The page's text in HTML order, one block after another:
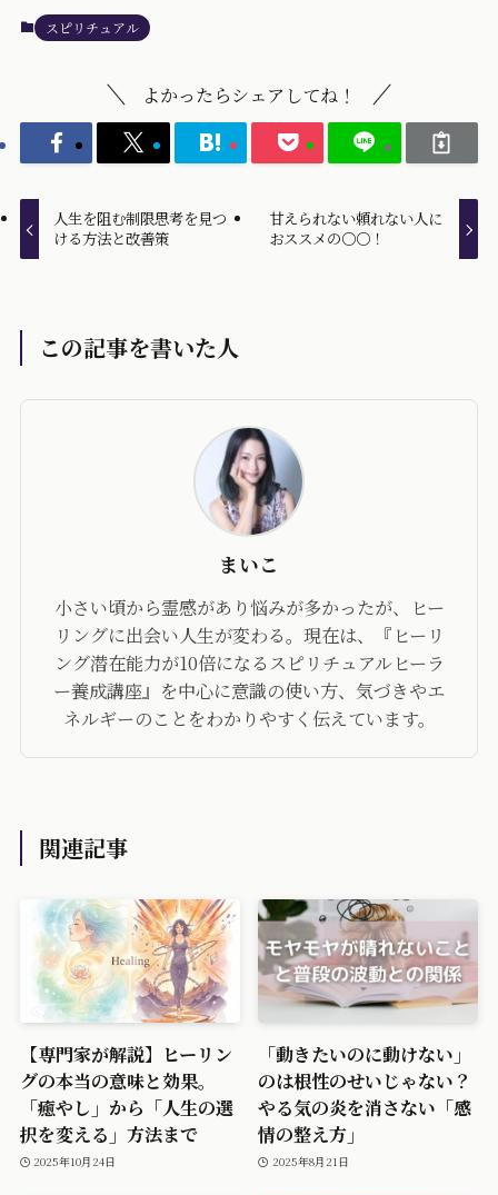
スピリチュアル
よかったらシェアしてね！
人生を阻む制限思考を見つ
ける方法と改善策
甘えられない頼れない人に
おススメの〇〇！
この記事を書いた人
まいこ
小さい頃から霊感があり悩みが多かったが、ヒー
リングに出会い人生が変わる。現在は、『ヒーリ
ング潜在能力が10倍になるスピリチュアルヒーラ
ー養成講座』を中心に意識の使い方、気づきやエ
ネルギーのことをわかりやすく伝えています。
関連記事
【専門家が解説】ヒーリン
グの本当の意味と効果。
「癒やし」から「人生の選
択を変える」方法まで
2025年10月24日
「動きたいのに動けない」
のは根性のせいじゃない？
やる気の炎を消さない「感
情の整え方」
2025年8月21日